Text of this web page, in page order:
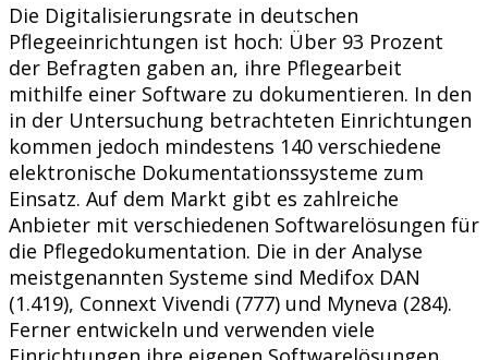
Die Digitalisierungsrate in deutschen
Pflegeeinrichtungen ist hoch: Über 93 Prozent
der Befragten gaben an, ihre Pflegearbeit
mithilfe einer Software zu dokumentieren. In den
in der Untersuchung betrachteten Einrichtungen
kommen jedoch mindestens 140 verschiedene
elektronische Dokumentationssysteme zum
Einsatz. Auf dem Markt gibt es zahlreiche
Anbieter mit verschiedenen Softwarelösungen für
die Pflegedokumentation. Die in der Analyse
meistgenannten Systeme sind Medifox DAN
(1.419), Connext Vivendi (777) und Myneva (284).
Ferner entwickeln und verwenden viele